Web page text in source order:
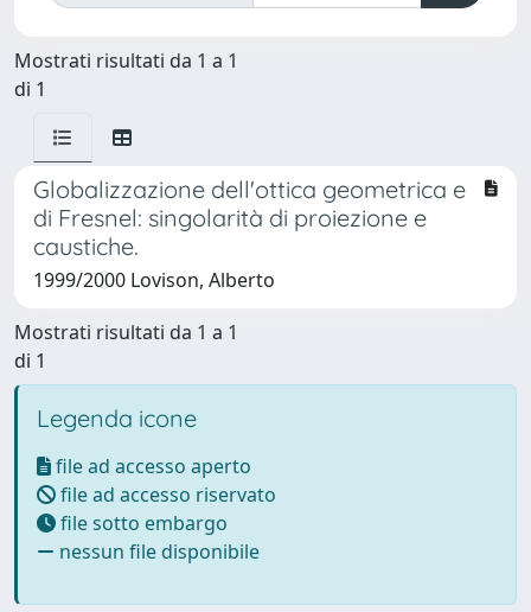
Mostrati risultati da 1 a 1
di 1
Globalizzazione dell'ottica geometrica e
di Fresnel: singolarità di proiezione e
caustiche.
1999/2000 Lovison, Alberto
Mostrati risultati da 1 a 1
di 1
Legenda icone
file ad accesso aperto
file ad accesso riservato
file sotto embargo
nessun file disponibile